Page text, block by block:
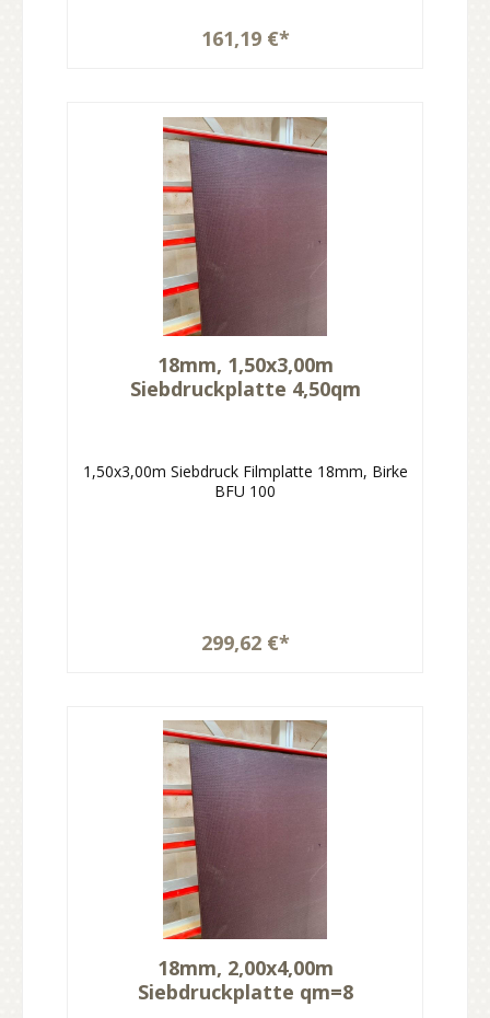
161,19 €*
18mm, 1,50x3,00m
Siebdruckplatte 4,50qm
1,50x3,00m Siebdruck Filmplatte 18mm, Birke
BFU 100
299,62 €*
18mm, 2,00x4,00m
Siebdruckplatte qm=8